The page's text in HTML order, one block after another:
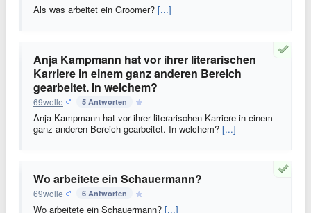
Als was arbeitet ein Groomer? [...]
Anja Kampmann hat vor ihrer literarischen
Karriere in einem ganz anderen Bereich
gearbeitet. In welchem?
69wolle 5 Antworten
Anja Kampmann hat vor ihrer literarischen Karriere in einem
ganz anderen Bereich gearbeitet. In welchem? [...]
Wo arbeitete ein Schauermann?
69wolle 6 Antworten
Wo arbeitete ein Schauermann? [...]